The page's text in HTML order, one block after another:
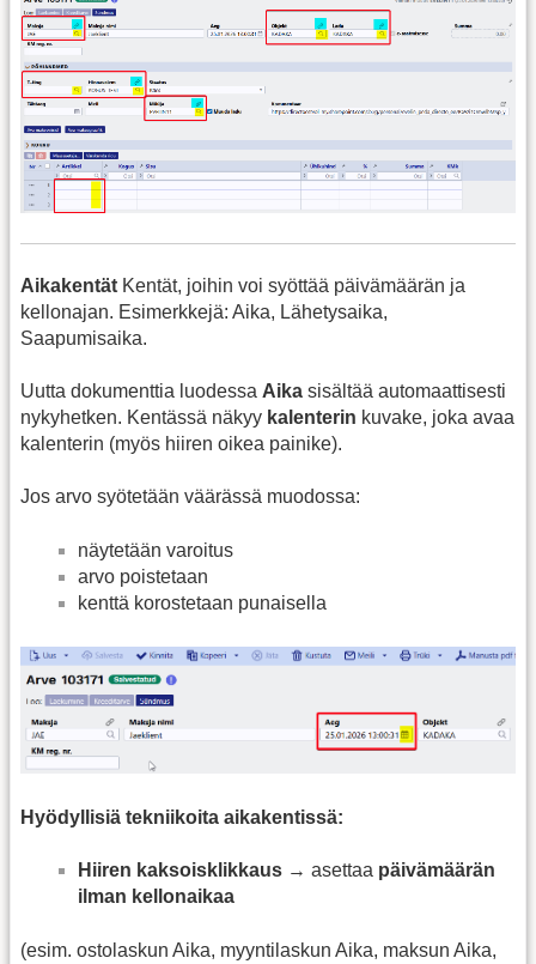
Aikakentät Kentät, joihin voi syöttää päivämäärän ja
kellonajan. Esimerkkejä: Aika, Lähetysaika,
Saapumisaika.
Uutta dokumenttia luodessa Aika sisältää automaattisesti
nykyhetken. Kentässä näkyy kalenterin kuvake, joka avaa
kalenterin (myös hiiren oikea painike).
Jos arvo syötetään väärässä muodossa:
näytetään varoitus
arvo poistetaan
kenttä korostetaan punaisella
Hyödyllisiä tekniikoita aikakentissä:
Hiiren kaksoisklikkaus → asettaa päivämäärän
ilman kellonaikaa
(esim. ostolaskun Aika, myyntilaskun Aika, maksun Aika,